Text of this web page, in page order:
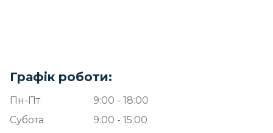
Графік роботи:
Пн-Пт
Субота
9:00 - 18:00
9:00 - 15:00